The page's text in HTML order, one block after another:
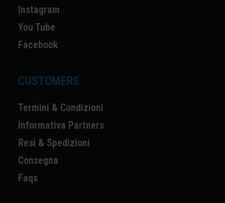
Instagram
You Tube
Facebook
CUSTOMERS
Termini & Condizioni
Informativa Partners
Resi & Spedizioni
Consegna
Faqs